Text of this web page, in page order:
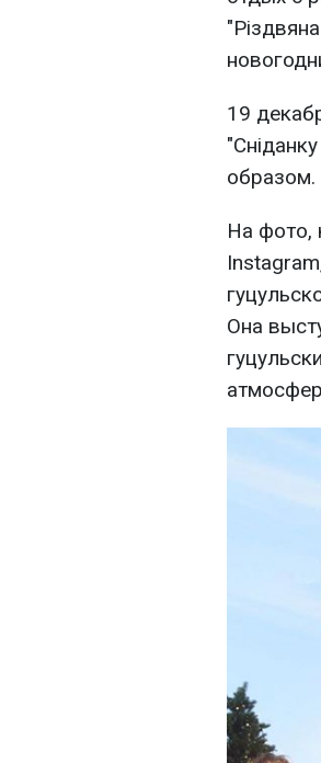
19
образом.
На фото,
Она